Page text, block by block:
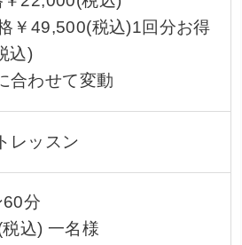
￥49,500(税込)1回分お得
込)
合わせて変動
レッスン
60分
込) 一名様